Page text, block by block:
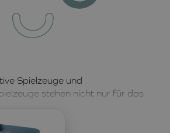
Spielzeuge und
stehen nicht nur für das